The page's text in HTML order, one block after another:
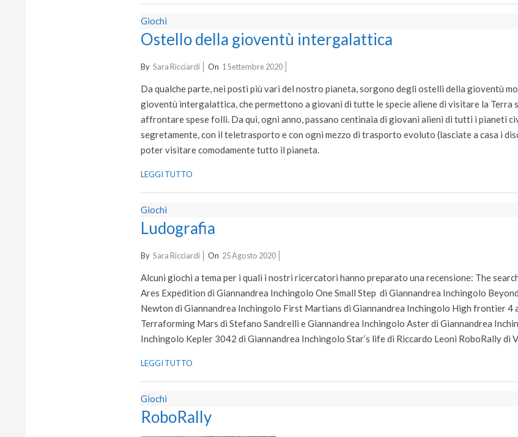
Giochi
Ostello della gioventù intergalattica
2020-
01
By Sara Ricciardi On 1 Settembre 2020
Da qualche parte, nei posti più vari del nostro pianeta, sorgono degli ostelli della gioventù
gioventù intergalattica, che permettono a giovani di tutte le specie aliene di visitare la Terra
affrontare spese folli. Da qui, ogni anno, passano centinaia di giovani alieni di tutti i pianeti
segretamente, con il teletrasporto e con ogni mezzo di trasporto evoluto (lasciate a casa i
poter visitare comodamente tutto il pianeta.
LEGGI TUTTO
Giochi
Ludografia
2020-
25
By Sara Ricciardi On 25 Agosto 2020
Alcuni giochi a tema per i quali i nostri ricercatori hanno preparato una recensione: The
Ares Expedition di Giannandrea Inchingolo One Small Step di Giannandrea Inchingolo
Newton di Giannandrea Inchingolo First Martians di Giannandrea Inchingolo High frontier 4
Terraforming Mars di Stefano Sandrelli e Giannandrea Inchingolo Aster di Giannandrea
Inchingolo Kepler 3042 di Giannandrea Inchingolo Star’s life di Riccardo Leoni RoboRally di
LEGGI TUTTO
Giochi
RoboRally